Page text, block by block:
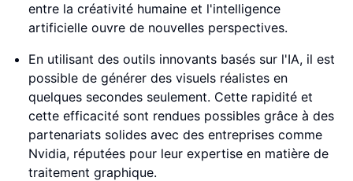
entre la créativité humaine et l'intelligence
artificielle ouvre de nouvelles perspectives.
En utilisant des outils innovants basés sur l'IA, il est
possible de générer des visuels réalistes en
quelques secondes seulement. Cette rapidité et
cette efficacité sont rendues possibles grâce à des
partenariats solides avec des entreprises comme
Nvidia, réputées pour leur expertise en matière de
traitement graphique.